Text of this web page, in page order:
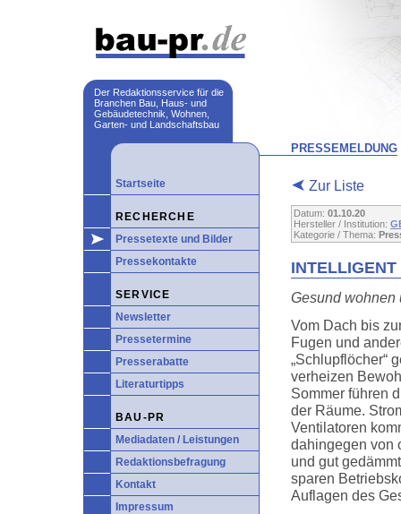
Der Redaktionsservice für die
Branchen Bau, Haus- und
Gebäudetechnik, Wohnen,
Garten- und Landschaftsbau
Startseite
RECHERCHE
Pressetexte und Bilder
Pressekontakte
SERVICE
Newsletter
Pressetermine
Presserabatte
Literaturtipps
BAU-PR
Mediadaten / Leistungen
Redaktionsbefragung
Kontakt
Impressum
PRESSEMELDUNG
Zur Liste
Datum: 01.10.20
Hersteller / Institution:
Kategorie / Thema:
Gesund wohnen
Vom Dach bis
Fugen und
„Schlupflöcher“
verheizen
Sommer führen
der Räume.
Ventilatoren
dahingegen von
und gut
sparen
Auflagen des